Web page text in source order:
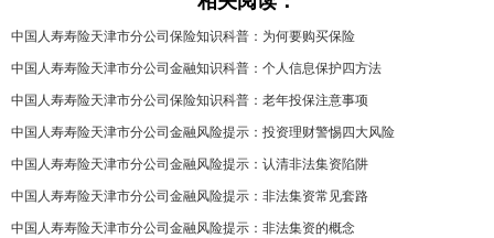
中国人寿寿险天津市分公司保险知识科普：为何要购买保险
中国人寿寿险天津市分公司金融知识科普：个人信息保护四方法
中国人寿寿险天津市分公司保险知识科普：老年投保注意事项
中国人寿寿险天津市分公司金融风险提示：投资理财警惕四大风险
中国人寿寿险天津市分公司金融风险提示：认清非法集资陷阱
中国人寿寿险天津市分公司金融风险提示：非法集资常见套路
中国人寿寿险天津市分公司金融风险提示：非法集资的概念